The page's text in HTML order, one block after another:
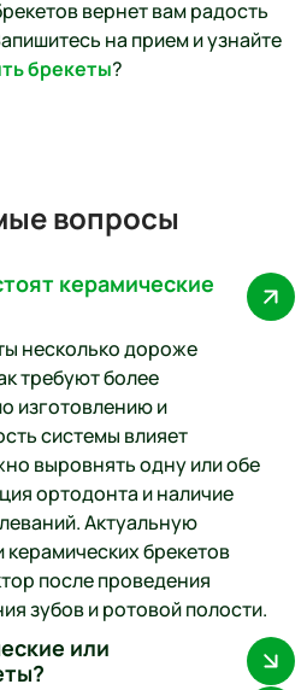
вернет вам радость
на прием и узнайте
брекеты?
вопросы
керамические
несколько дороже
требуют более
изготовлению и
системы влияет
выровнять одну или обе
ортодонта и наличие
Актуальную
брекетов
после проведения
зубов и ротовой полости.
или